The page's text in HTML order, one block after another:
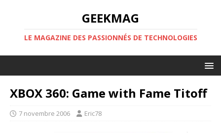
GEEKMAG
LE MAGAZINE DES PASSIONNÉS DE TECHNOLOGIES
XBOX 360: Game with Fame Titoff
7 novembre 2006 Eric78